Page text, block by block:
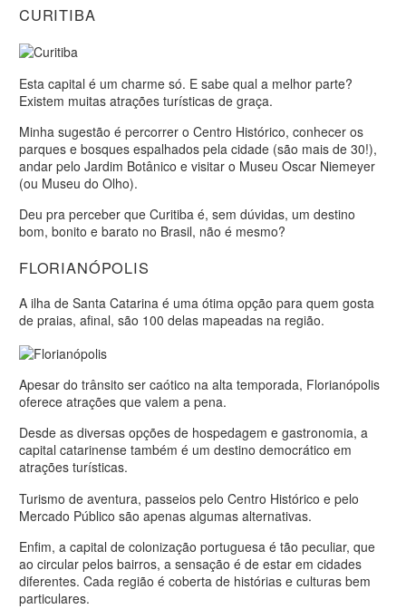
CURITIBA
Esta capital é um charme só. E sabe qual a melhor parte?
Existem muitas atrações turísticas de graça.
Minha sugestão é percorrer o Centro Histórico, conhecer os
parques e bosques espalhados pela cidade (são mais de 30!),
andar pelo Jardim Botânico e visitar o Museu Oscar Niemeyer
(ou Museu do Olho).
Deu pra perceber que Curitiba é, sem dúvidas, um destino
bom, bonito e barato no Brasil, não é mesmo?
FLORIANÓPOLIS
A ilha de Santa Catarina é uma ótima opção para quem gosta
de praias, afinal, são 100 delas mapeadas na região.
Apesar do trânsito ser caótico na alta temporada, Florianópolis
oferece atrações que valem a pena.
Desde as diversas opções de hospedagem e gastronomia, a
capital catarinense também é um destino democrático em
atrações turísticas.
Turismo de aventura, passeios pelo Centro Histórico e pelo
Mercado Público são apenas algumas alternativas.
Enfim, a capital de colonização portuguesa é tão peculiar, que
ao circular pelos bairros, a sensação é de estar em cidades
diferentes. Cada região é coberta de histórias e culturas bem
particulares.